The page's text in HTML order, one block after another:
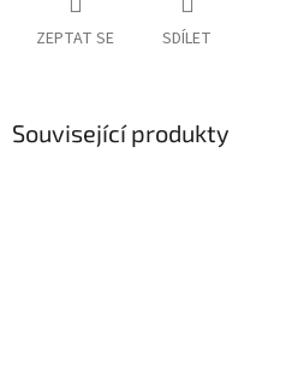
ZEPTAT SE SDÍLET
Související produkty